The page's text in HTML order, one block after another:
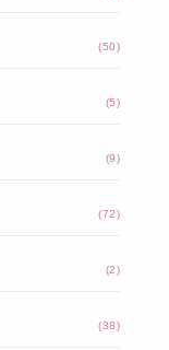
(50)
(5)
(9)
(72)
(2)
(38)